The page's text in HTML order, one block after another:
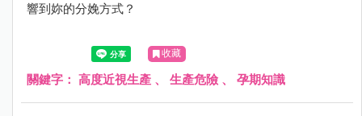
響到妳的分娩方式？
收藏
關鍵字： 高度近視生產 、 生產危險 、 孕期知識